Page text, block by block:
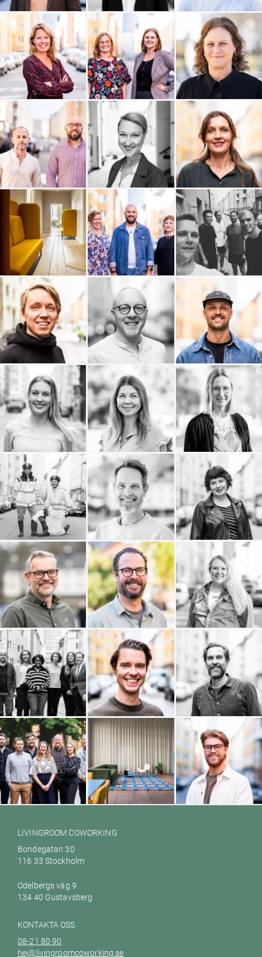
EKTA Revision Daniel Colliander Cornelsen Sweden AB
C View Stockholm Enkätfabriken Boxhill AB
Boboshi Bättra Konsult Audiendo
Arc Power Andtech AB Adaptiv
ALPA AB Adam Bisno ACL Group
Elin Berglund
Erik Olsson
Fastighetsförmedling
Lakky
Kanvas Projekt AB Kaktus Film Jenny Almersdotter
InfoPoint AB
Erik Wernquist
Productions AB
HR Legal Sverige AB
House of Education Hamrén Photography
LIVINGROOM COWORKING
Bondegatan 30
116 33 Stockholm
Odelbergs väg 9
134 40 Gustavsberg
KONTAKTA OSS
08-21 80 90
hej@livingroomcoworking.se